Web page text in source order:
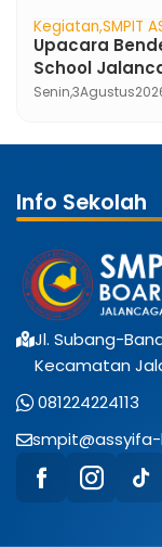
Kegiatan SMPIT
Upacara
School
Pemimpin
Senin,3Agustus
Info Sekolah
Jl. Subang-
Kecamatan
081224224113